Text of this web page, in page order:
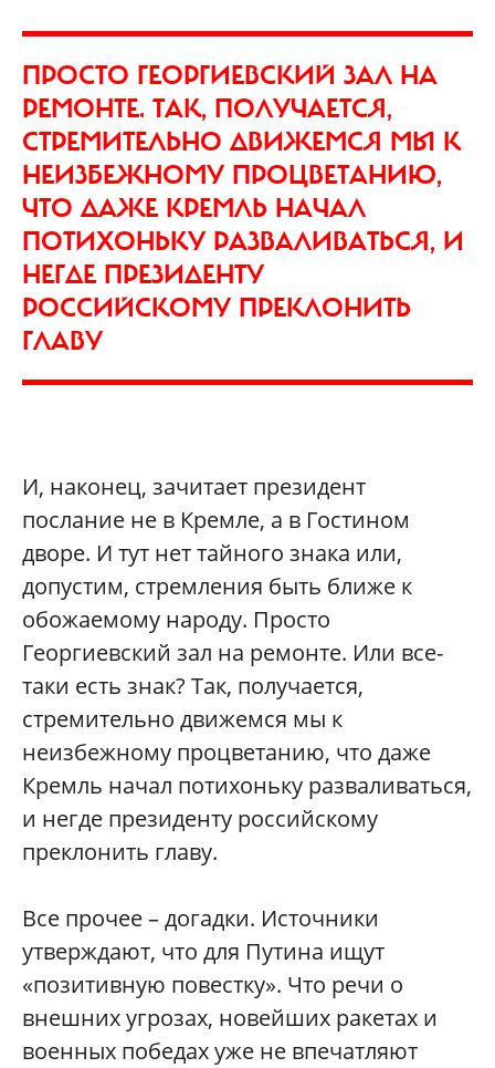
ПРОСТО ГЕОРГИЕВСКИЙ ЗАЛ НА
РЕМОНТЕ. ТАК, ПОЛУЧАЕТСЯ,
СТРЕМИТЕЛЬНО ДВИЖЕМСЯ МЫ К
НЕИЗБЕЖНОМУ ПРОЦВЕТАНИЮ,
ЧТО ДАЖЕ КРЕМЛЬ НАЧАЛ
ПОТИХОНЬКУ РАЗВАЛИВАТЬСЯ, И
НЕГДЕ ПРЕЗИДЕНТУ
РОССИЙСКОМУ ПРЕКЛОНИТЬ
ГЛАВУ
И, наконец, зачитает президент
послание не в Кремле, а в Гостином
дворе. И тут нет тайного знака или,
допустим, стремления быть ближе к
обожаемому народу. Просто
Георгиевский зал на ремонте. Или все-
таки есть знак? Так, получается,
стремительно движемся мы к
неизбежному процветанию, что даже
Кремль начал потихоньку разваливаться,
и негде президенту российскому
преклонить главу.
Все прочее – догадки. Источники
утверждают, что для Путина ищут
«позитивную повестку». Что речи о
внешних угрозах, новейших ракетах и
военных победах уже не впечатляют